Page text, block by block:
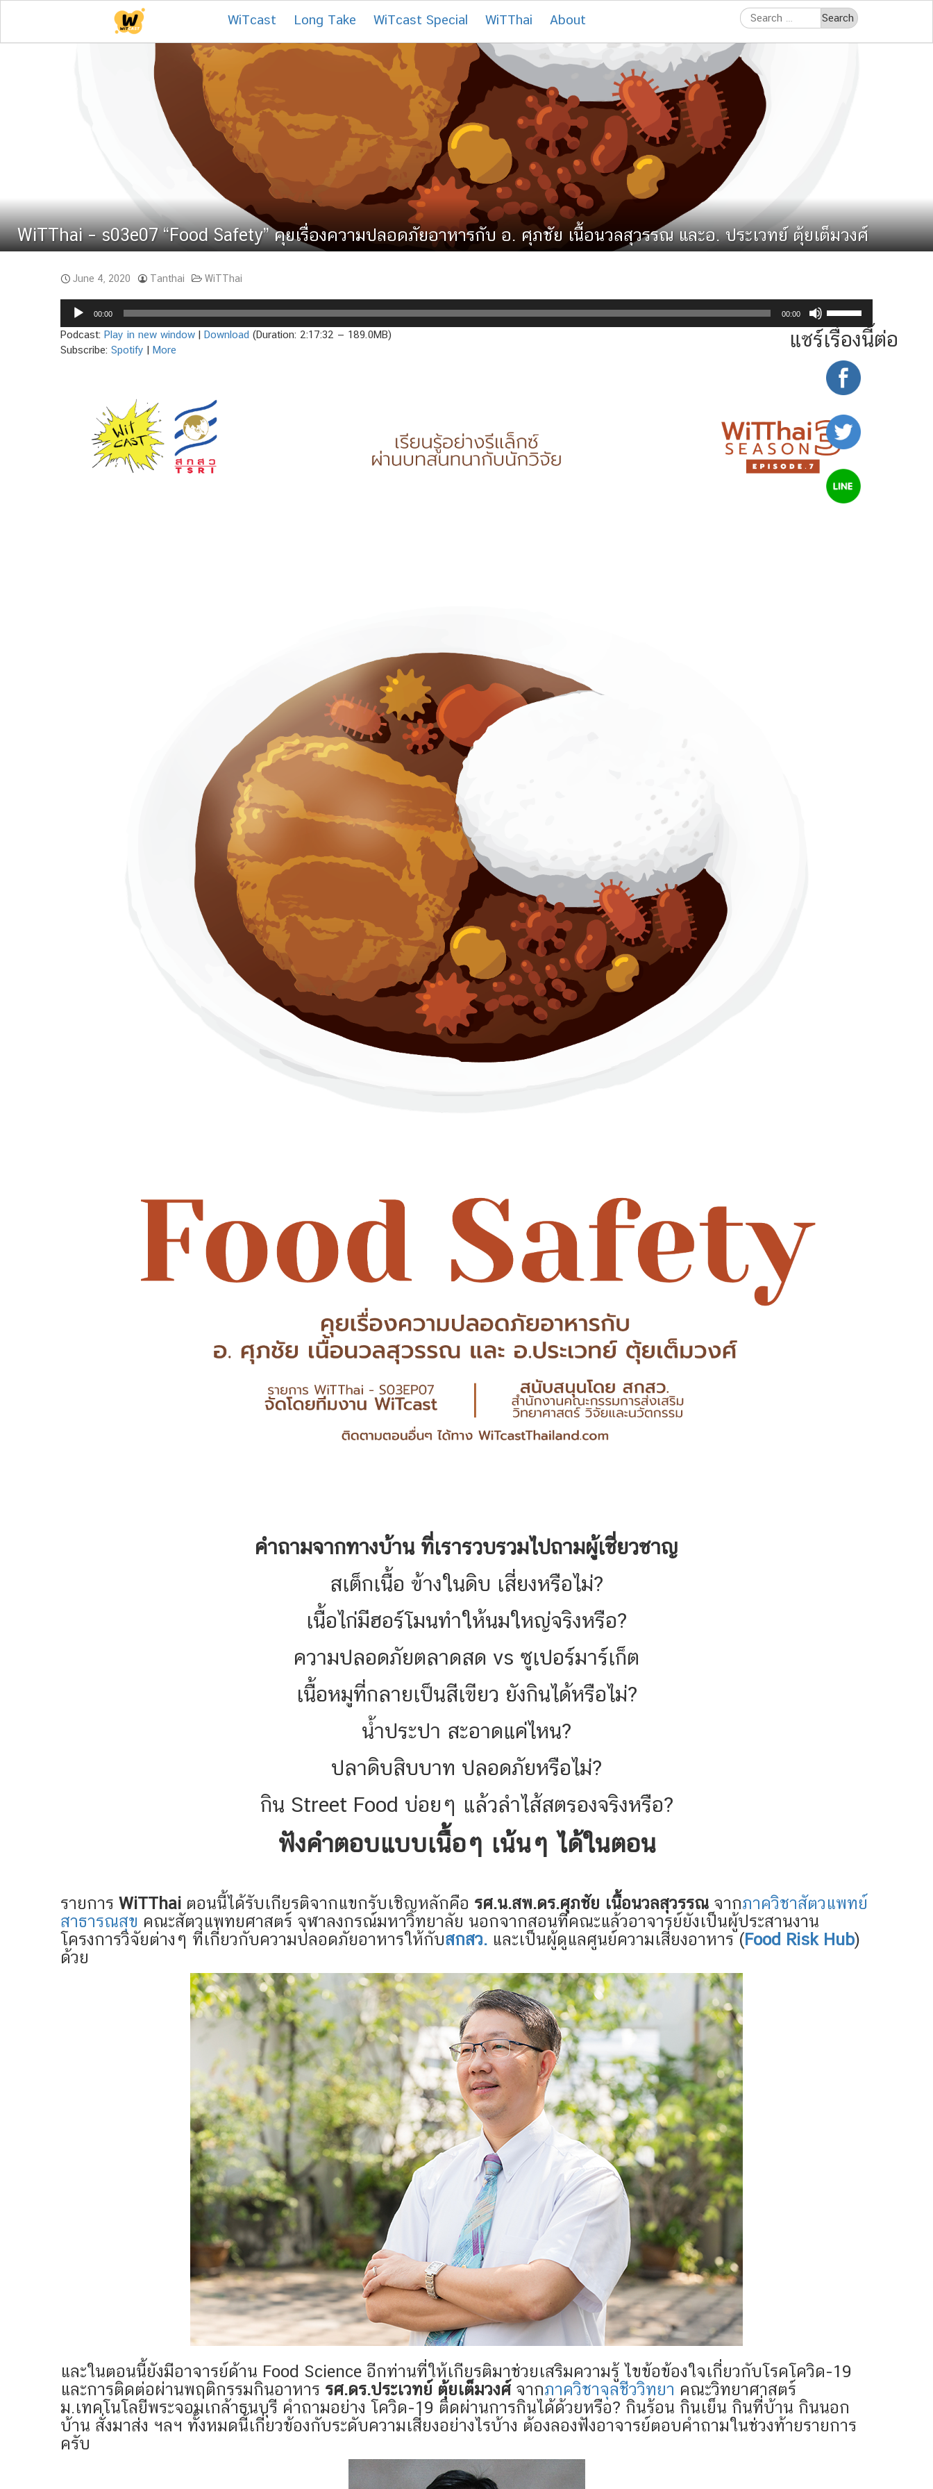
WiTcast Long Take WiTcast Special WiTThai About
Search
for:
WiTThai – s03e07 “Food Safety” คุยเรื่องความปลอดภัยอาหารกับ อ. ศุภชัย เนื้อนวลสุวรรณ และอ. ประเวทย์ ตุ้ยเต็มวงศ์
June 4, 2020 Tanthai WiTThai
แชร์เรื่องนี้ต่อ
Audio
Player
00:00 00:00
Arrow
keys
to
increase
or
volume.
Podcast: Play in new window | Download (Duration: 2:17:32 — 189.0MB)
Subscribe: Spotify | More
คำถามจากทางบ้าน ที่เรารวบรวมไปถามผู้เชี่ยวชาญ
สเต็กเนื้อ ข้างในดิบ เสี่ยงหรือไม่?
เนื้อไก่มีฮอร์โมนทำให้นมใหญ่จริงหรือ?
ความปลอดภัยตลาดสด vs ซูเปอร์มาร์เก็ต
เนื้อหมูที่กลายเป็นสีเขียว ยังกินได้หรือไม่?
น้ำประปา สะอาดแค่ไหน?
ปลาดิบสิบบาท ปลอดภัยหรือไม่?
กิน Street Food บ่อยๆ แล้วลำไส้สตรองจริงหรือ?
ฟังคำตอบแบบเนื้อๆ เน้นๆ ได้ในตอน
รายการ WiTThai ตอนนี้ได้รับเกียรติจากแขกรับเชิญหลักคือ รศ.น.สพ.ดร.ศุภชัย เนื้อนวลสุวรรณ จากภาควิชาสัตวแพทย์
สาธารณสุข คณะสัตวแพทยศาสตร์ จุฬาลงกรณ์มหาวิทยาลัย นอกจากสอนที่คณะแล้วอาจารย์ยังเป็นผู้ประสานงาน
โครงการวิจัยต่างๆ ที่เกี่ยวกับความปลอดภัยอาหารให้กับสกสว. และเป็นผู้ดูแลศูนย์ความเสี่ยงอาหาร (Food Risk Hub)
ด้วย
และในตอนนี้ยังมีอาจารย์ด้าน Food Science อีกท่านที่ให้เกียรติมาช่วยเสริมความรู้ ไขข้อข้องใจเกี่ยวกับโรคโควิด-19
และการติดต่อผ่านพฤติกรรมกินอาหาร รศ.ดร.ประเวทย์ ตุ้ยเต็มวงศ์ จากภาควิชาจุลชีววิทยา คณะวิทยาศาสตร์
ม.เทคโนโลยีพระจอมเกล้าธนบุรี คำถามอย่าง โควิด-19 ติดผ่านการกินได้ด้วยหรือ? กินร้อน กินเย็น กินที่บ้าน กินนอก
บ้าน สั่งมาส่ง ฯลฯ ทั้งหมดนี้เกี่ยวข้องกับระดับความเสี่ยงอย่างไรบ้าง ต้องลองฟังอาจารย์ตอบคำถามในช่วงท้ายรายการ
ครับ